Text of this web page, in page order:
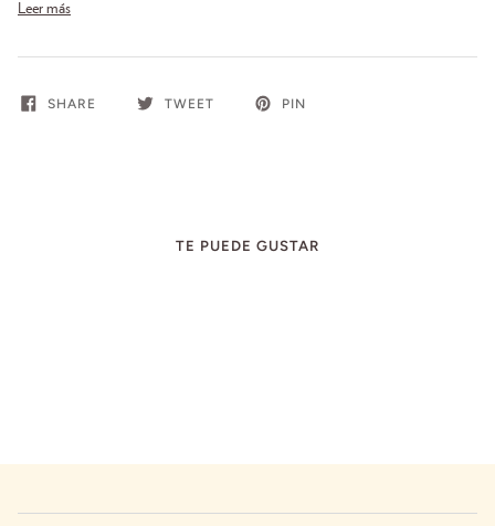
Leer más
SHARE TWEET PIN
TE PUEDE GUSTAR